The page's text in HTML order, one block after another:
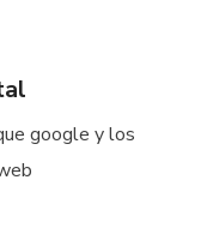
google y los